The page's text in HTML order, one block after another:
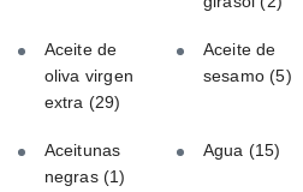
Aceite de
oliva virgen
extra (29)
Aceite de
sesamo(5)
Aceitunas
negras (1)
Agua (15)